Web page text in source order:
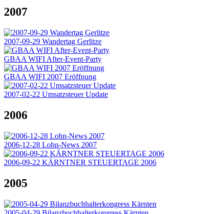
2007
2007-09-29 Wandertag Gerlitze
GBAA WIFI After-Event-Party
GBAA WIFI 2007 Eröffnung
2007-02-22 Umsatzsteuer Update
2006
2006-12-28 Lohn-News 2007
2006-09-22 KÄRNTNER STEUERTAGE 2006
2005